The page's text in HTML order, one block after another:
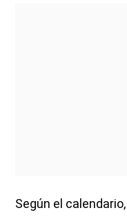
Según el